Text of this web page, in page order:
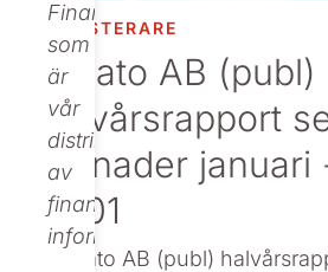
Finance,
som
är
vår
distributör
av
finansiell
information.
INVESTERARE
Nolato AB (publ)
halvårsrapport
månader januari
2001
: Nolato AB (publ)